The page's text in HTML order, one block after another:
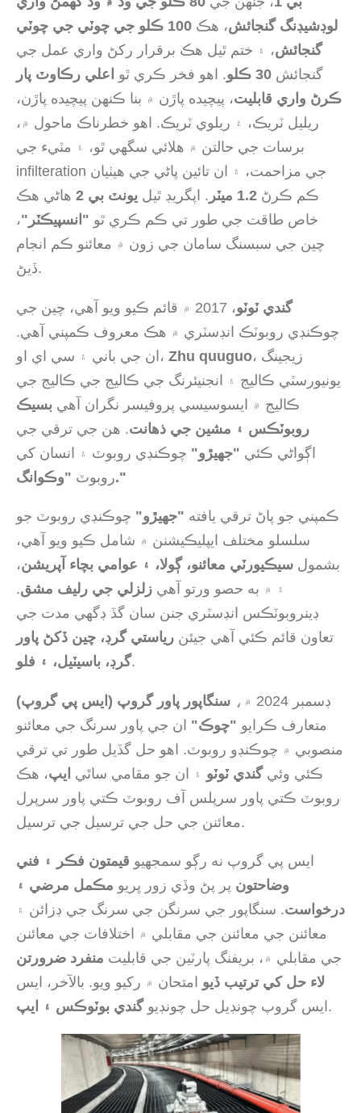
لوڊشيڊنگ گنجائش، هڪ
100 ڪلو جي چوٽي جي چوٽي
گنجائش، ۽ ختم ٿيل هڪ برقرار رکڻ واري عمل جي
گنجائش 30 ڪلو . اهو فخر ڪري ٿو اعلي رڪاوٽ پار
ڪرڻ واري قابليت، پيچيده پاڙن ۾ بنا ڪنهن پيچيده پاڙن،
ريليل ٽريڪ، ۽ ريلوي ٽريڪ. اهو خطرناڪ ماحول ۾،
برسات جي حالتن ۾ هلائي سگهي ٿو، ۽ مٽيء جي
infilteration جي مزاحمت، ۽ ان تائين پاڻي جي هيٺيان
ڪم ڪرڻ 1.2 ميٽر . اپگريڊ ٿيل يونٽ بي 2
هاڻي هڪ
خاص طاقت جي طور تي ڪم ڪري ٿو "انسپيڪٽر"،
چين جي سبسنگ سامان جي زون ۾ معائنو ڪم انجام
ڏيڻ.
گندي ٽوٽو
، 2017 ۾ قائم ڪيو ويو آهي، چين جي
چوڪنڊي روبوٽڪ انڊسٽري ۾ هڪ معروف ڪمپني آهي.
ان جي باني ۽ سي اي او، Zhu quuguo، زيجينگ
يونيورسٽي ڪاليج ۽ انجنيئرنگ جي ڪاليج جي ڪاليج جي
ڪاليج ۾ ايسوسيسي پروفيسر نگران آهي بسيڪ
روبوٽڪس ۽ مشين جي ذهانت. هن جي ترقي جي
اڳواڻي ڪئي "جهيڙو" چوڪنڊي روبوٽ ۽ انسان کي
روبوٽ"وڪوانگ."
ڪمپني جو پاڻ ترقي يافته "جهيڙو" چوڪنڊي روبوٽ جو
سلسلو مختلف ايپليڪيشنن ۾ شامل ڪيو ويو آهي،
بشمول سيڪيورٽي معائنو، ڳولا، ۽ عوامي بچاء آپريشن،
۽ ۾ به حصو ورتو آهي زلزلي جي رليف مشق.
ڊينروبوٽڪس انڊسٽري جنن سان گڏ ڊگهي مدت جي
تعاون قائم ڪئي آهي جيئن رياستي گرڊ، چين ڏکڻ پاور
گرڊ، باسيٽيل، ۽ فلو.
ڊسمبر 2024 ۾،
سنگاپور پاور گروپ (ايس پي گروپ)
متعارف ڪرايو "چوڪ" ان جي پاور سرنگ جي معائنو
منصوبي ۾ چوڪنڊو روبوٽ. اهو حل گڏيل طور تي ترقي
ڪئي وئيگندي ٽوٽو ۽ ان جو مقامي ساٿي ايپ، هڪ
روبوٽ ڪتي پاور سرپلس آف روبوٽ ڪتي پاور سرپرل
معائنن جي حل جي ترسيل جي ترسيل.
ايس پي گروپ نه رڳو سمجهيو قيمتون فڪر ۽ فني
وضاحتون پر پڻ وڏي زور ڀريو مڪمل مرضي ۽
درخواست. سنگاپور جي سرنگن جي سرنگ جي ڊزائن ۽
معائنن جي معائنن جي مقابلي ۾ اختلافات جي معائنن
جي مقابلي ۾، بريفنگ پارٽين جي قابليت منفرد ضرورتن
لاء حل کي ترتيب ڏيو امتحان ۾ رکيو ويو. بالآخر، ايس
ايس گروپ چونڊيل حل چونڊيوگندي بوٽوڪس ۽ ايپ .